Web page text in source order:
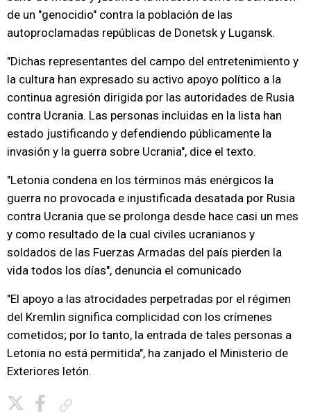
de un "genocidio" contra la población de las
autoproclamadas repúblicas de Donetsk y Lugansk.
"Dichas representantes del campo del entretenimiento y
la cultura han expresado su activo apoyo político a la
continua agresión dirigida por las autoridades de Rusia
contra Ucrania. Las personas incluidas en la lista han
estado justificando y defendiendo públicamente la
invasión y la guerra sobre Ucrania", dice el texto.
"Letonia condena en los términos más enérgicos la
guerra no provocada e injustificada desatada por Rusia
contra Ucrania que se prolonga desde hace casi un mes
y como resultado de la cual civiles ucranianos y
soldados de las Fuerzas Armadas del país pierden la
vida todos los días", denuncia el comunicado
"El apoyo a las atrocidades perpetradas por el régimen
del Kremlin significa complicidad con los crímenes
cometidos; por lo tanto, la entrada de tales personas a
Letonia no está permitida", ha zanjado el Ministerio de
Exteriores letón.